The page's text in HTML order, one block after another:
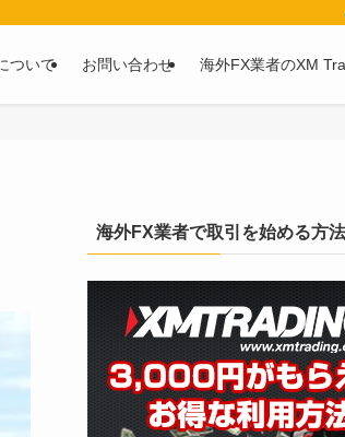
判を2chや5chからピックアップしています。
ついて お問い合わせ 海外FX業者のXM
海外FX業者で取引を始める方法